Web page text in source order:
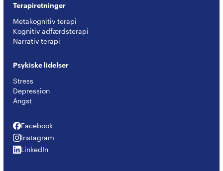
Terapiretninger
Metakognitiv terapi
Kognitiv adfærdsterapi
Narrativ terapi
Psykiske lidelser
Stress
Depression
Angst
Facebook
Facebook
Instagram
Instagram
LinkedIn
LinkedIn